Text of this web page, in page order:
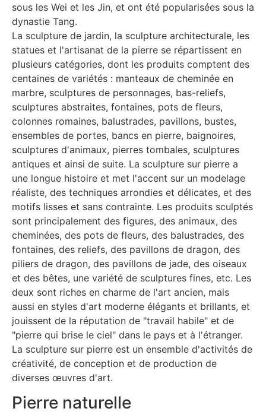
sous les Wei et les Jin, et ont été popularisées sous la
dynastie Tang.
La sculpture de jardin, la sculpture architecturale, les
statues et l'artisanat de la pierre se répartissent en
plusieurs catégories, dont les produits comptent des
centaines de variétés : manteaux de cheminée en
marbre, sculptures de personnages, bas-reliefs,
sculptures abstraites, fontaines, pots de fleurs,
colonnes romaines, balustrades, pavillons, bustes,
ensembles de portes, bancs en pierre, baignoires,
sculptures d'animaux, pierres tombales, sculptures
antiques et ainsi de suite. La sculpture sur pierre a
une longue histoire et met l'accent sur un modelage
réaliste, des techniques arrondies et délicates, et des
motifs lisses et sans contrainte. Les produits sculptés
sont principalement des figures, des animaux, des
cheminées, des pots de fleurs, des balustrades, des
fontaines, des reliefs, des pavillons de dragon, des
piliers de dragon, des pavillons de jade, des oiseaux
et des bêtes, une variété de sculptures fines, etc. Les
deux sont riches en charme de l'art ancien, mais
aussi en styles d'art moderne élégants et brillants, et
jouissent de la réputation de "travail habile" et de
"pierre qui brise le ciel" dans le pays et à l'étranger.
La sculpture sur pierre est un ensemble d'activités de
créativité, de conception et de production de
diverses œuvres d'art.
Pierre naturelle